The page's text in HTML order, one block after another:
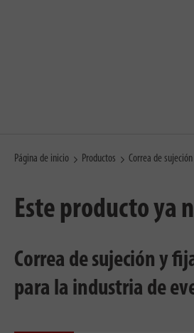
Página de inicio Productos Correa de
Este producto ya
Correa de sujeción y
para la industria de